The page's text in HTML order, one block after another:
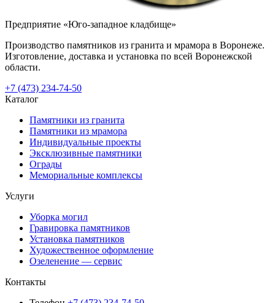
Предприятие «Юго-западное кладбище»
Производство памятников из гранита и мрамора в Воронеже.
Изготовление, доставка и установка по всей Воронежской
области.
+7 (473) 234-74-50
Каталог
Памятники из гранита
Памятники из мрамора
Индивидуальные проекты
Эксклюзивные памятники
Ограды
Мемориальные комплексы
Услуги
Уборка могил
Гравировка памятников
Установка памятников
Художественное оформление
Озеленение — сервис
Контакты